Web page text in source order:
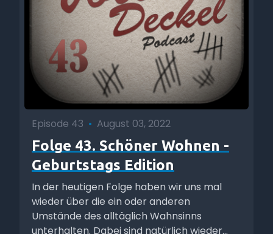
Episode 43 • August 03, 2022
Folge 43. Schöner Wohnen -
Geburtstags Edition
In der heutigen Folge haben wir uns mal
wieder über die ein oder anderen
Umstände des alltäglich Wahnsinns
unterhalten. Dabei sind natürlich wieder